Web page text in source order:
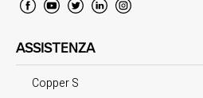
ASSISTENZA
Copper S